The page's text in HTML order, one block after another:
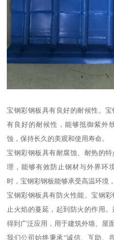
宝钢彩钢板具有良好的耐候性。
有良好的耐候性，能够抵御紫外
蚀，保持长久的美观和使用寿命。
宝钢彩钢板具有耐腐蚀、耐热的
理，能够有效防止钢材与外界环
时，宝钢彩钢板能够承受高温环境
宝钢彩钢板具有防火性能。宝钢
止火焰的蔓延，起到防火的作用
得到广泛应用，用于建筑外墙、屋
我们公司始终秉承“诚信、互助、